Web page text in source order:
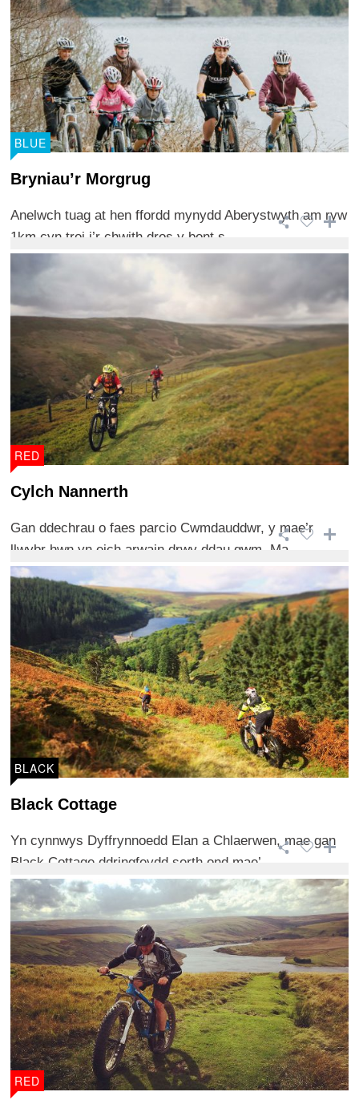
BLUE
Bryniau’r Morgrug
Anelwch tuag at hen ffordd mynydd Aberystwyth am ryw
1km cyn troi i’r chwith dros y bont s ...
RED
Cylch Nannerth
Gan ddechrau o faes parcio Cwmdauddwr, y mae’r
llwybr hwn yn eich arwain drwy ddau gwm. Ma ...
BLACK
Black Cottage
Yn cynnwys Dyffrynnoedd Elan a Chlaerwen, mae gan
Black Cottage ddringfeydd serth ond mae’ ...
RED